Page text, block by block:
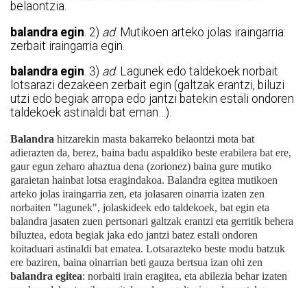
belaontzia.
balandra egin . 2) ad. Mutikoen arteko jolas iraingarria:
zerbait iraingarria egin.
balandra egin. 3) ad. Lagunek edo taldekoek norbait
lotsarazi dezakeen zerbait egin (galtzak erantzi, biluzi
utzi edo begiak arropa edo jantzi batekin estali ondoren
taldekoek astinaldi bat eman…).
Balandra hitzarekin masta bakarreko belaontzi mota bat
adierazten da, berez, baina badu aspaldiko beste erabilera bat ere,
gaur egun zeharo ahaztua dena (zorionez) baina gure mutiko
garaietan hainbat lotsa eragindakoa. Balandra egitea mutikoen
arteko jolas iraingarria zen, eta jolasaren oinarria izaten zen
norbaiten "lagunek", jolaskideek edo taldekoek, bat egin eta
balandra jasaten zuen pertsonari galtzak erantzi eta gerritik behera
biluztea, edota begiak jaka edo jantzi batez estali ondoren
koitaduari astinaldi bat ematea. Lotsarazteko beste modu batzuk
ere baziren, baina oinarrian beti gauza bertsua izan ohi zen
balandra egitea: norbaiti irain eragitea, eta abilezia behar izaten